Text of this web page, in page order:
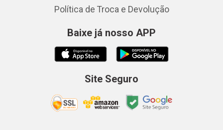
Política de Troca e Devolução
Baixe já nosso APP
Site Seguro